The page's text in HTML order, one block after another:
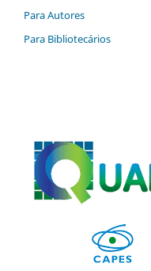
Para Autores
Para Bibliotecários